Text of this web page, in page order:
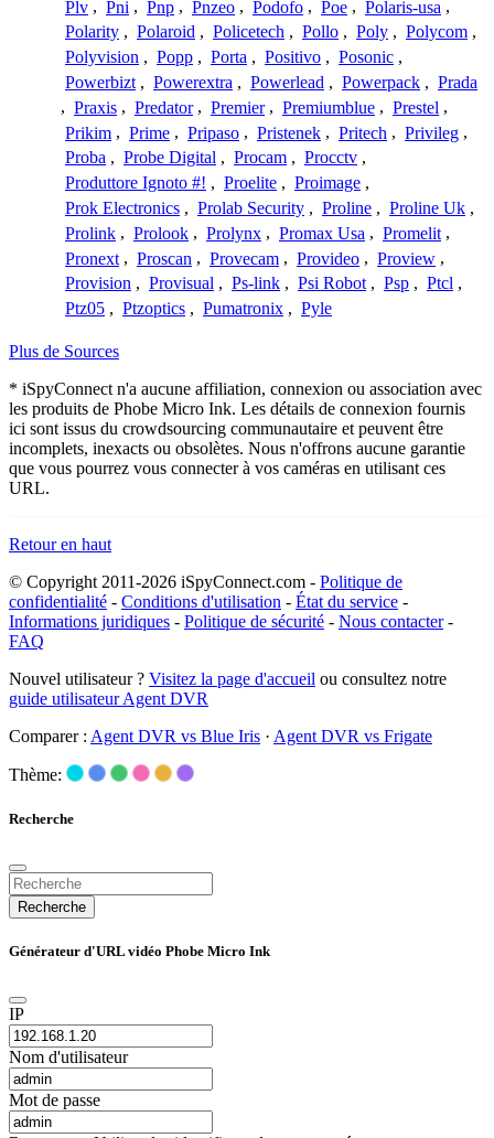
Plv , Pni , Pnp , Pnzeo , Podofo , Poe , Polaris-usa ,
Polarity , Polaroid , Policetech , Pollo , Poly , Polycom ,
Polyvision , Popp , Porta , Positivo , Posonic ,
Powerbizt , Powerextra , Powerlead , Powerpack , Prada
, Praxis , Predator , Premier , Premiumblue , Prestel ,
Prikim , Prime , Pripaso , Pristenek , Pritech , Privileg ,
Proba , Probe Digital , Procam , Procctv ,
Produttore Ignoto #! , Proelite , Proimage ,
Prok Electronics , Prolab Security , Proline , Proline Uk ,
Prolink , Prolook , Prolynx , Promax Usa , Promelit ,
Pronext , Proscan , Provecam , Provideo , Proview ,
Provision , Provisual , Ps-link , Psi Robot , Psp , Ptcl ,
Ptz05 , Ptzoptics , Pumatronix , Pyle
Plus de Sources
* iSpyConnect n'a aucune affiliation, connexion ou association avec
les produits de Phobe Micro Ink. Les détails de connexion fournis
ici sont issus du crowdsourcing communautaire et peuvent être
incomplets, inexacts ou obsolètes. Nous n'offrons aucune garantie
que vous pourrez vous connecter à vos caméras en utilisant ces
URL.
Retour en haut
© Copyright 2011-2026 iSpyConnect.com - Politique de
confidentialité - Conditions d'utilisation - État du service -
Informations juridiques - Politique de sécurité - Nous contacter-
FAQ
Nouvel utilisateur ? Visitez la page d'accueil ou consultez notre
guide utilisateur Agent DVR
Comparer : Agent DVR vs Blue Iris · Agent DVR vs Frigate
Thème:
Recherche
Recherche
Générateur d'URL vidéo Phobe Micro Ink
IP
Nom d'utilisateur
Mot de passe